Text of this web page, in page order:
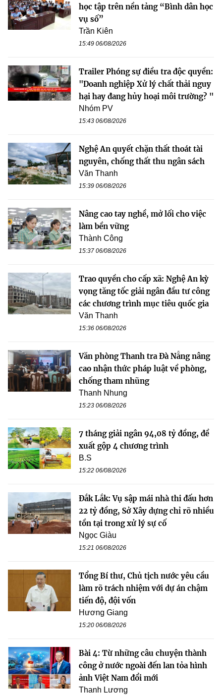
học tập trên nền tảng “Bình dân học
vụ số”
Trần Kiên
15:49 06/08/2026
Trailer Phóng sự điều tra độc quyền:
"Doanh nghiệp Xử lý chất thải nguy
hại hay đang hủy hoại môi trường? "
Nhóm PV
15:43 06/08/2026
Nghệ An quyết chặn thất thoát tài
nguyên, chống thất thu ngân sách
Văn Thanh
15:39 06/08/2026
Nâng cao tay nghề, mở lối cho việc
làm bền vững
Thành Công
15:37 06/08/2026
Trao quyền cho cấp xã: Nghệ An kỳ
vọng tăng tốc giải ngân đầu tư công
các chương trình mục tiêu quốc gia
Văn Thanh
15:36 06/08/2026
Văn phòng Thanh tra Đà Nẵng nâng
cao nhận thức pháp luật về phòng,
chống tham nhũng
Thanh Nhung
15:23 06/08/2026
7 tháng giải ngân 94,08 tỷ đồng, đề
xuất gộp 4 chương trình
B.S
15:22 06/08/2026
Đắk Lắk: Vụ sập mái nhà thi đấu hơn
22 tỷ đồng, Sở Xây dựng chỉ rõ nhiều
tồn tại trong xử lý sự cố
Ngọc Giàu
15:21 06/08/2026
Tổng Bí thư, Chủ tịch nước yêu cầu
làm rõ trách nhiệm với dự án chậm
tiến độ, đội vốn
Hương Giang
15:20 06/08/2026
Bài 4: Từ những câu chuyện thành
công ở nước ngoài đến lan tỏa hình
ảnh Việt Nam đổi mới
Thanh Lương